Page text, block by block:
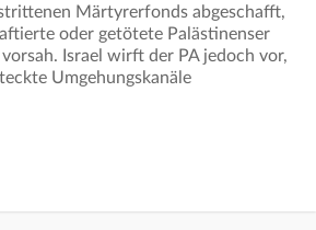
Märtyrerfonds abgeschafft,
oder getötete Palästinenser
Israel wirft der PA jedoch vor,
Umgehungskanäle